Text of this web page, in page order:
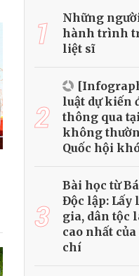
1
Những
hành trình
liệt sĩ
2
luật dự kiến
thông qua
không
Quốc hội
3
Bài học từ
Độc lập: Lấy
gia, dân tộc
cao nhất
chí